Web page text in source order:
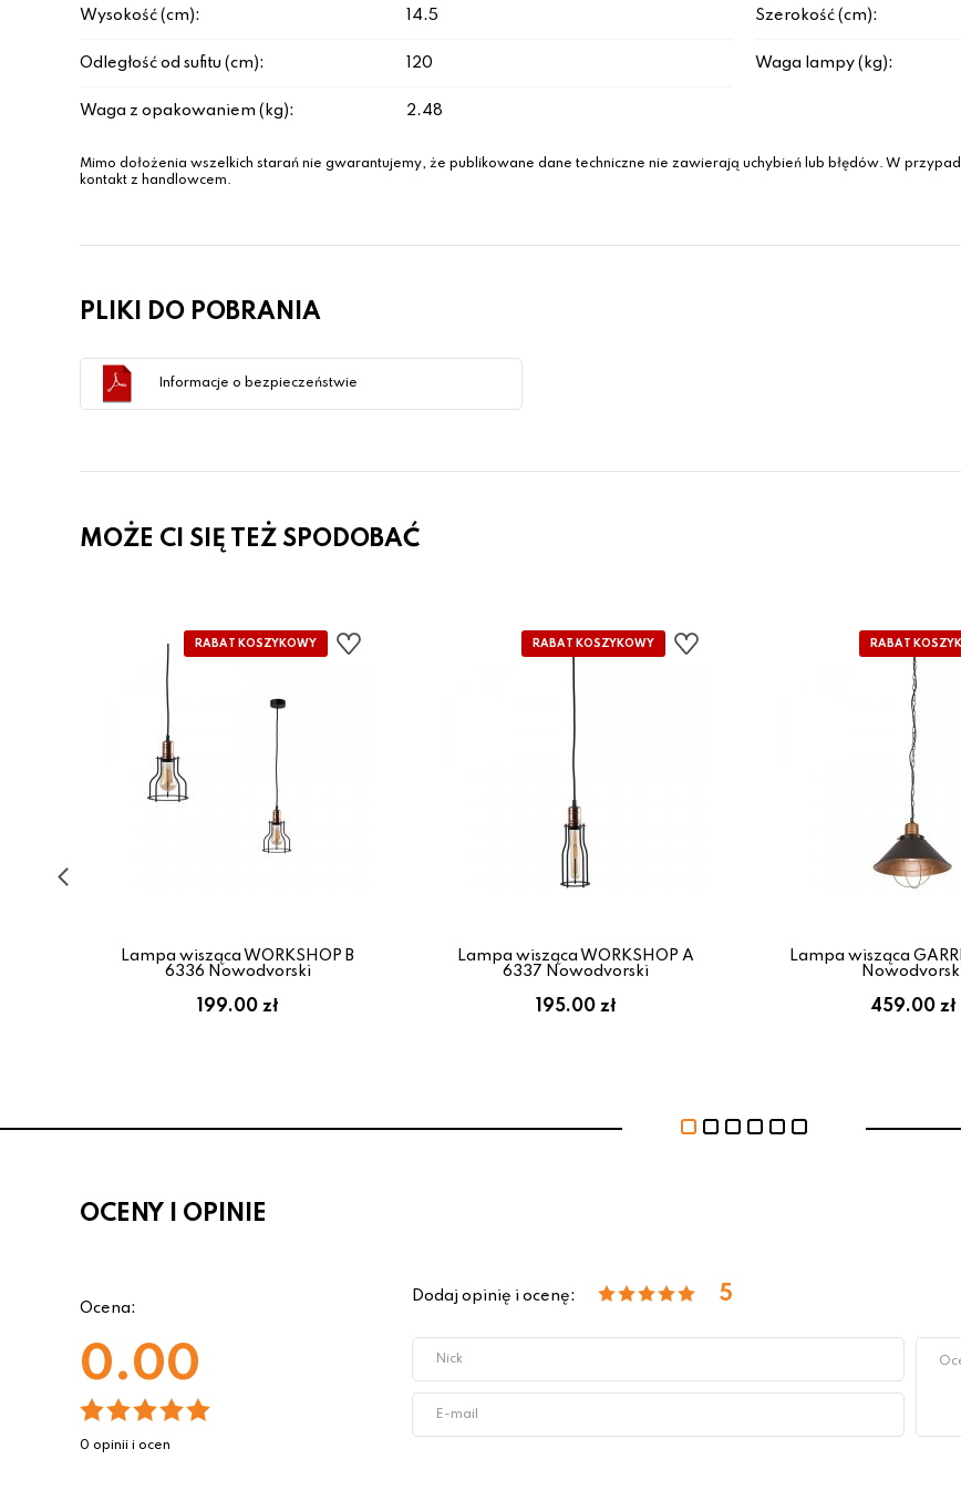
Wysokość (cm): 14.5 Szerokość (cm):
Odległość od sufitu (cm): 120 Waga lampy (kg):
Waga z opakowaniem (kg): 2.48
Mimo dołożenia wszelkich starań nie gwarantujemy, że publikowane dane techniczne nie zawierają uchybień lub błędów. W
kontakt z handlowcem.
PLIKI DO POBRANIA
Informacje o bezpieczeństwie
MOŻE CI SIĘ TEŻ SPODOBAĆ
Lampa wisząca WORKSHOP B
6336 Nowodvorski
199.00 zł
Lampa wisząca WORKSHOP A
6337 Nowodvorski
195.00 zł
Lampa wisząca
459.00 zł
OCENY I OPINIE
Ocena:
0.00
0 opinii i ocen
Dodaj opinię i ocenę: 5